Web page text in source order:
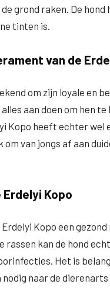
grond raken. De
tinten is.
van de
om zijn loyale en
aan doen om hen
Kopo heeft echter
van jongs af aan
Erdelyi Kopo
Kopo een
rassen kan de hond
Het is
naar de dierenarts